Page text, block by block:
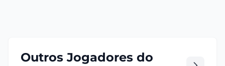
Outros Jogadores do